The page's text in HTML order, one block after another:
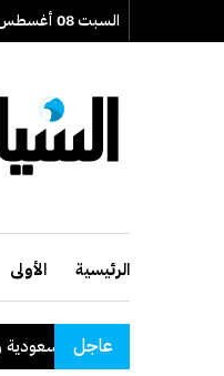
السبت 08 أغسطس 2026
الرئيسية الأولى
عاجل
السعودية